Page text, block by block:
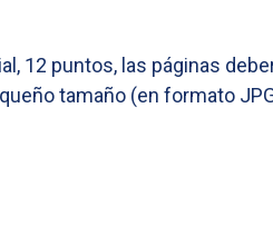
12 puntos, las páginas
tamaño (en formato